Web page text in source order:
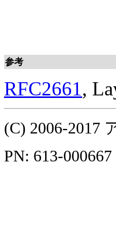
参考
RFC2661,
(C) 2006-2017
PN: 613-000667